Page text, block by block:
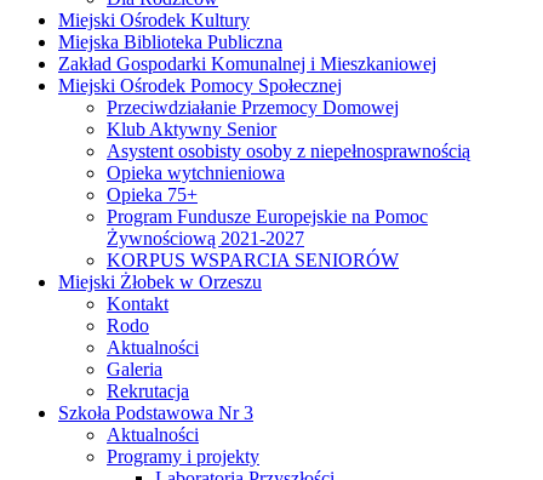
Miejski Ośrodek Kultury
Miejska Biblioteka Publiczna
Zakład Gospodarki Komunalnej i Mieszkaniowej
Miejski Ośrodek Pomocy Społecznej
Przeciwdziałanie Przemocy Domowej
Klub Aktywny Senior
Asystent osobisty osoby z niepełnosprawnością
Opieka wytchnieniowa
Opieka 75+
Program Fundusze Europejskie na Pomoc
Żywnościową 2021-2027
KORPUS WSPARCIA SENIORÓW
Miejski Żłobek w Orzeszu
Kontakt
Rodo
Aktualności
Galeria
Rekrutacja
Szkoła Podstawowa Nr 3
Aktualności
Programy i projekty